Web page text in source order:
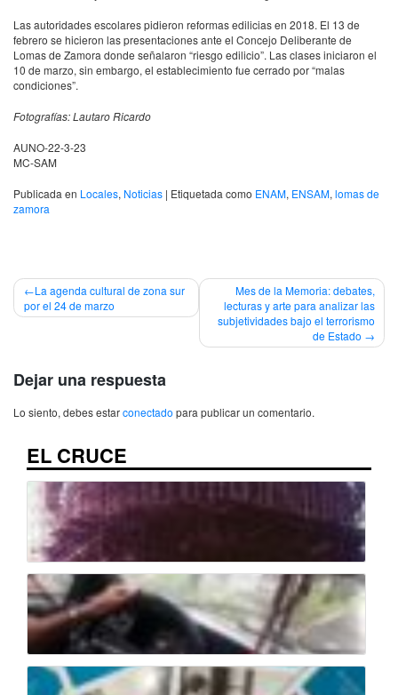
Las autoridades escolares pidieron reformas edilicias en 2018. El 13 de
febrero se hicieron las presentaciones ante el Concejo Deliberante de
Lomas de Zamora donde señalaron “riesgo edilicio”. Las clases iniciaron el
10 de marzo, sin embargo, el establecimiento fue cerrado por “malas
condiciones”.
Fotografías: Lautaro Ricardo
AUNO-22-3-23
MC-SAM
Publicada en Locales, Noticias | Etiquetada como ENAM, ENSAM, lomas de
zamora
Navegación
de
La agenda cultural de zona sur
por el 24 de marzo
Mes de la Memoria: debates,
lecturas y arte para analizar las
subjetividades bajo el terrorismo
de Estado
Dejar una respuesta
Lo siento, debes estarconectado para publicar un comentario.
EL CRUCE